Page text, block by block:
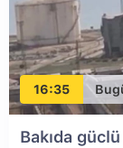
16:35
Bakıda